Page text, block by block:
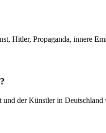
Hitler, Propaganda, innere
der Künstler in